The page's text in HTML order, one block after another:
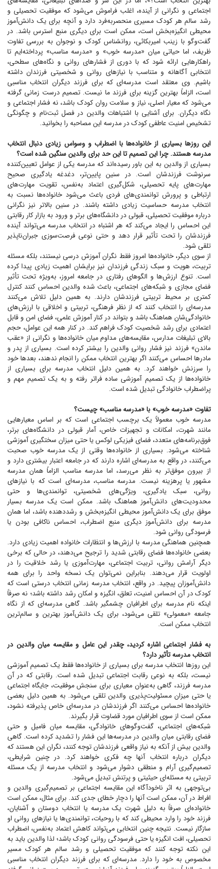
اجتماعی و نگرانی از آینده، اغلب فراموش می‌شود که موفقیت تحصیلی و
رشد سالم هر کودک مسیری منحصر‌به‌فرد دارد و آنچه برای یک دانش‌آموز
محیطی انگیزه‌بخش است، ممکن است برای دیگری منبع استرس باشد. در
گفت‌و‌گو با زینب امیربکائی، روانشناس کودک و نوجوان به بررسی تفاوت
ظریف، اما حیاتی میان «مدرسه خوب» و «مدرسه مناسب» پرداخته‌ایم تا
راهکار‌هایی ارائه شود که با دوری از فشار‌های روانی و نگاه‌های سطحی،
انتخابی آگاهانه و متناسب با نیاز‌های روانی و شخصیتی فرزندان داشته
باشیم. وی معتقد است مدرسه‌ای که برای فرزند دیگران انتخاب مناسبی
است، الزاماً بهترین گزینه برای فرزند ما نیست. تصمیم درست زمانی گرفته
می‌شود که معیار اصلی، نیاز و سلامت روان کودک باشد، نه فشار اجتماعی و
نگاه دیگران. برای آشنایی با اشتباهات والدین در فصل ثبت‌نام و چگونگی
تشخیص امنیت عاطفی کودک در مدرسه این مصاحبه را بخوانید.
این روز‌ها بسیاری از خانواده‌ها با اضطراب و وسواس زیادی دنبال انتخاب
مدرسه هستند. چرا این تصمیم تا این حد برای والدین سنگین شده است؟
بسیاری از والدین به این باور رسیده‌اند که مدرسه یکی از عوامل تعیین‌کننده
سرنوشت فرزندشان است. در سنین پایین‌تر، دغدغه یادگیری صحیح
مهارت‌های پایه تحصیلی، شکل‌گیری اعتماد به‌نفس، تقویت مهارت‌های
ارتباطی و پرورش توانمندی‌های فردی باعث می‌شود خانواده‌ها نسبت به
انتخاب مدرسه حساسیت زیادی داشته باشند. در سنین بالاتر نیز نگرانی
درباره موفقیت تحصیلی، قبولی در دانشگاه‌های برتر و ورود به بازار کار رقابتی
این احساس را ایجاد می‌کند که هر اشتباه در انتخاب مدرسه می‌تواند آینده
فرزندشان را تحت تأثیر قرار دهد و حتی نوعی فرصت‌سوزی جبران‌ناپذیر
تلقی شود.
از سوی دیگر، خانواده‌ها امروز فقط نگران آموزش درسی نیستند، بلکه مسئله
تربیت، هویت و سبک زندگی فرزندان نیز برایشان اهمیت زیادی پیدا کرده
است. تنوع ارزش‌ها و الگو‌های رفتاری در جامعه امروز، به‌ویژه تحت تأثیر
فضای مجازی و شبکه‌های اجتماعی، باعث شده والدین احساس کنند کنترل
کمتری بر محیط تربیتی فرزندشان دارند. به همین دلیل تلاش می‌کنند
مدرسه‌ای را انتخاب کنند که از نظر فرهنگی، تربیتی و اخلاقی با ارزش‌های
خانوادگی‌شان هماهنگ باشد و بتواند در کنار آموزش علمی، فضای امن و قابل
اعتمادی برای رشد شخصیت کودک فراهم کند. در کنار همه این عوامل، حجم
بالای تبلیغات مدارس، مقایسه‌های مداوم میان خانواده‌ها و نگرانی از «عقب
ماندن» فرزند نیز فشار روانی والدین را بیشتر کرده است. بسیاری از پدر و
مادر‌ها احساس می‌کنند اگر بهترین انتخاب ممکن را انجام ندهند، بعد‌ها خود
را سرزنش خواهند کرد. به همین دلیل انتخاب مدرسه برای بسیاری از
خانواده‌ها از یک تصمیم آموزشی ساده فراتر رفته و به یک تصمیم مهم و
پراضطراب خانوادگی تبدیل شده است.
تفاوت «مدرسه خوب» با «مدرسه مناسب» چیست؟
مدرسه خوب معمولاً یک برچسب اجتماعی است که بر اساس معیار‌هایی
مانند شهرت، امکانات و تجهیزات خاص، آمار قبولی در دانشگاه‌های برتر،
فوق‌برنامه‌های متعدد، فضای فیزیکی لوکس یا حتی میزان سختگیری آموزشی
شناخته می‌شود. بسیاری از خانواده‌ها وقتی از یک مدرسه خوب صحبت
می‌کنند، در واقع به مدرسه‌ای اشاره دارند که در جامعه اعتبار بیشتری دارد و
از بیرون موفق‌تر به نظر می‌رسد، اما مدرسه مناسب الزاماً همان مدرسه
مشهور یا پرهزینه نیست. مدرسه مناسب، مدرسه‌ای است که با نیاز‌های
روانی، سبک یادگیری، ویژگی‌های شخصیتی، توانمندی‌ها و حتی
محدودیت‌های دانش‌آموز هماهنگ باشد. ممکن است یک مدرسه بسیار
موفق برای یک دانش‌آموز محیطی انگیزه‌بخش و رشددهنده باشد، اما همان
مدرسه برای دانش‌آموز دیگری منبع اضطراب، احساس ناکافی بودن یا
فرسودگی روانی شود.
همچنین هماهنگی مدرسه با ارزش‌ها و انتظارات خانواده اهمیت زیادی دارد.
بعضی خانواده‌ها فضای رقابتی شدید را ترجیح می‌دهند، در حالی که برخی
دیگر آرامش روانی، تربیت اجتماعی، مهارت‌آموزی یا رشد خلاقیت را در
اولویت قرار می‌دهند. بنابراین نمی‌توان یک نسخه واحد را برای همه
دانش‌آموزان پیچید. در واقع، انتخاب مدرسه زمانی انتخاب درستی است که
کودک در آن احساس امنیت، تعلق، انگیزه و امکان رشد داشته باشد؛ نه صرفاً
اینکه نام مدرسه برای اطرافیان چشمگیر باشد. گاهی مدرسه‌ای که از نگاه
جامعه «معمولی» تلقی می‌شود، برای یک دانش‌آموز بهترین و سالم‌ترین
انتخاب ممکن است.
به فشار اجتماعی اشاره کردید، چقدر این عامل و مقایسه میان والدین در
انتخاب مدرسه تأثیر دارد؟
این روز‌ها انتخاب مدرسه برای بسیاری از خانواده‌ها فقط یک تصمیم آموزشی
نیست، بلکه به نوعی رقابت اجتماعی تبدیل شده است. رقابتی که در آن
مدرسه فرزند، گاهی به‌عنوان معیاری برای سنجش موفقیت، جایگاه اجتماعی
یا حتی میزان مسئولیت‌پذیری والدین تلقی می‌شود. به همین دلیل بعضی
خانواده‌ها احساس می‌کنند اگر فرزندشان در مدرسه‌ای خاص پذیرفته نشود،
ممکن است از سوی اطرافیان مورد قضاوت قرار بگیرند.
شبکه‌های اجتماعی، گفت‌و‌گو‌های خانوادگی، مقایسه میان فامیل و حتی
فضای رقابتی میان والدین در مدرسه‌ها این فشار را تشدید کرده است. گاهی
والدین بیش از آنکه به نیاز واقعی فرزندشان توجه کنند، نگران این هستند که
دیگران درباره انتخاب آنها چه فکری خواهند کرد. در چنین شرایطی،
تصمیم‌گیری آرام و منطقی دشوار می‌شود و انتخاب مدرسه از یک مسئله
تربیتی به مسئله‌ای حیثیتی و پرتنش تبدیل می‌شود.
بی‌توجهی به اثر ناخودآگاه این مقایسه اجتماعی بر تصمیم‌گیری والدین و
افراط در آن، ممکن است آنها را دچار خطای جدی کند. برای مثال، ممکن است
خانواده‌ای صرفاً به دلیل شهرت یک مدرسه یا انتخاب دوستان و آشنایان،
فرزند خود را وارد محیطی کند که با روحیات، توانمندی‌ها یا نیاز‌های روانی او
سازگار نیست. نتیجه چنین انتخابی می‌تواند کاهش اعتماد به‌نفس، اضطراب
تحصیلی، افت انگیزه یا حتی فرسودگی روانی کودک باشد؛ لذا والدین باید به
این نکته توجه کنند که موفقیت تحصیلی و رشد سالم هر کودک مسیر
مخصوص به خود را دارد. مدرسه‌ای که برای فرزند دیگران انتخاب مناسبی